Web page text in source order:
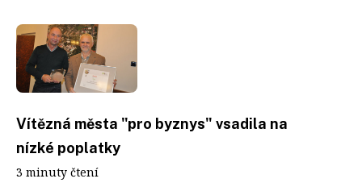
Vítězná města "pro byznys" vsadila na
nízké poplatky
3 minuty čtení